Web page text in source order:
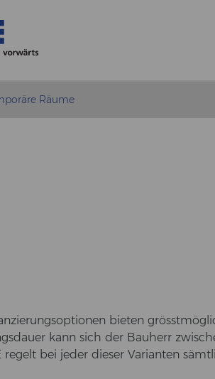
Räume
bie­ten
kann sich der Bau­herr
re­gelt bei jeder die­ser Va­ri­an­ten